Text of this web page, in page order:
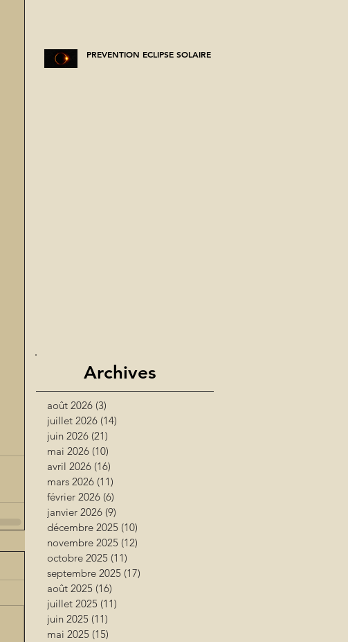
PREVENTION ECLIPSE SOLAIRE
Archives
août 2026 (3)
juillet 2026 (14)
juin 2026 (21)
mai 2026 (10)
avril 2026 (16)
mars 2026 (11)
février 2026 (6)
janvier 2026 (9)
décembre 2025 (10)
novembre 2025 (12)
octobre 2025 (11)
septembre 2025 (17)
août 2025 (16)
juillet 2025 (11)
juin 2025 (11)
mai 2025 (15)